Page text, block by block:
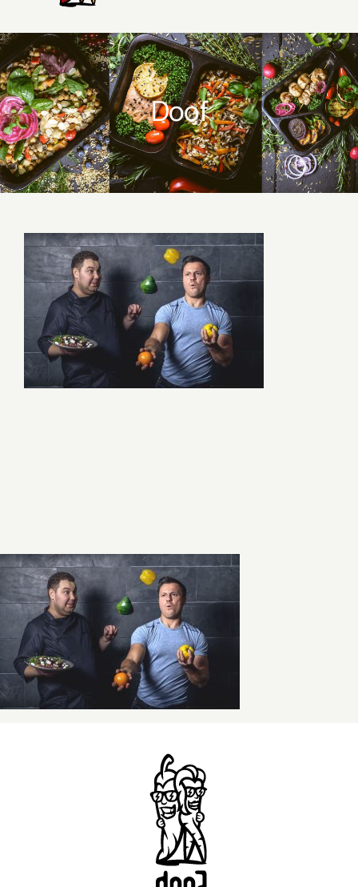
Apie mus
Mitybos planai
Dovanų kuponas
Savaitės meniu
Skaičiuoklė
Naujienos
D.U.K
Sąlygos ir taisyklės
Doof